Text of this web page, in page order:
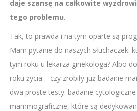
daje szansę na całkowite
tego problemu.
Tak, to prawda i na tym oparte są
Mam pytanie do naszych słuchaczek:
tym roku u lekarza ginekologa? Albo
roku życia – czy zrobiły już badanie
dwa proste testy: badanie cytologiczne
mammograficzne, które są